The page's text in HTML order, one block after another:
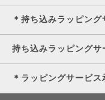
＊持ち込みラッピング
持ち込みラッピングサ
＊ラッピングサービ